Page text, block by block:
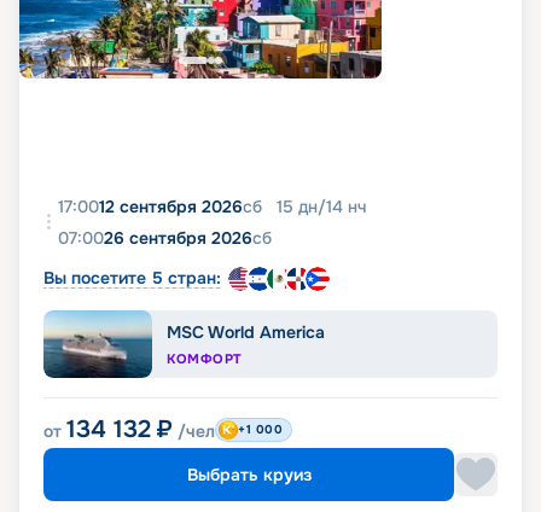
17:0012 сентября 2026сб 15 дн/14 нч
07:0026 сентября 2026сб
Вы посетите 5 стран:
MSC World America
КОМФОРТ
от 134 132 ₽ /чел +1 000
Выбрать круиз